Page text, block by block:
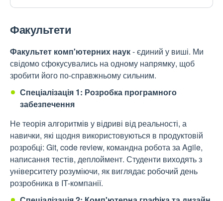
Факультети
Факультет комп'ютерних наук- єдиний у виші. Ми
свідомо сфокусувались на одному напрямку, щоб
зробити його по-справжньому сильним.
Спеціалізація 1: Розробка програмного
забезпечення
Не теорія алгоритмів у відриві від реальності, а
навички, які щодня використовуються в продуктовій
розробці: Git, code review, командна робота за Agile,
написання тестів, деплоймент. Студенти виходять з
університету розуміючи, як виглядає робочий день
розробника в IT-компанії.